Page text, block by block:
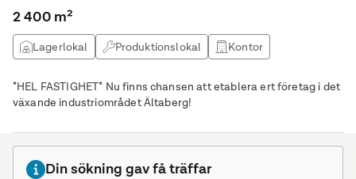
2 400 m²
Lagerlokal Produktionslokal
Kontor
*HEL FASTIGHET* Nu finns chansen att etablera ert företag i det
växande industriområdet Ältaberg!
Din sökning gav få träffar